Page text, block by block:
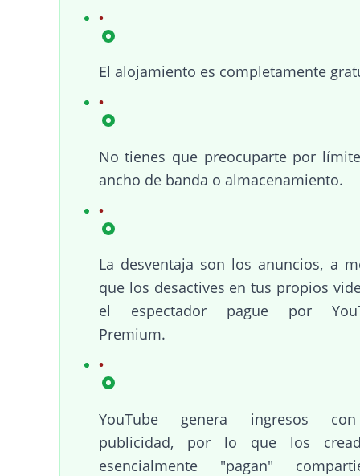
El alojamiento es completamente
No tienes que preocuparte por
ancho de banda o almacenamiento.
La desventaja son los anuncios, a
que los desactives en tus propios
el espectador pague por
Premium.
YouTube genera ingresos
publicidad, por lo que los
esencialmente "pagan"